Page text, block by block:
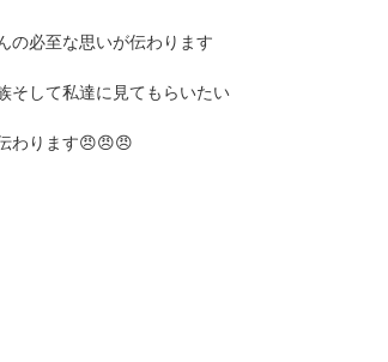
いが伝わります
に見てもらいたい
す😠😠😠